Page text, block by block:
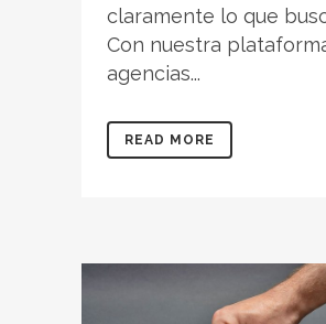
claramente lo que
Con nuestra
agencias...
READ MORE